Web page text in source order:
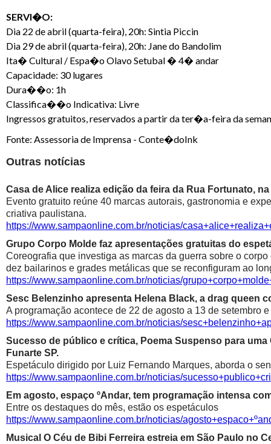
SERVI�O:
Dia 22 de abril (quarta-feira), 20h: Sintia Piccin
Dia 29 de abril (quarta-feira), 20h: Jane do Bandolim
Ita� Cultural / Espa�o Olavo Setubal � 4� andar
Capacidade: 30 lugares
Dura��o: 1h
Classifica��o Indicativa: Livre
Ingressos gratuitos, reservados a partir da ter�a-feira da
Fonte: Assessoria de Imprensa - Conte�doInk
Outras notícias
Casa de Alice realiza edição da feira da Rua Fortunato,
Evento gratuito reúne 40 marcas autorais, gastronomia e
criativa paulistana.
https://www.sampaonline.com.br/noticias/
Grupo Corpo Molde faz apresentações gratuitas do
Coreografia que investiga as marcas da guerra sobre o
dez bailarinos e grades metálicas que se reconfiguram ao
https://www.sampaonline.com.br/noticias/
Sesc Belenzinho apresenta Helena Black, a drag queen
A programação acontece de 22 de agosto a 13 de setembro
https://www.sampaonline.com.br/noticias/
Sucesso de público e crítica, Poema Suspenso para
Funarte SP.
Espetáculo dirigido por Luiz Fernando Marques, aborda o
https://www.sampaonline.com.br/noticias/
Em agosto, espaço ºAndar, tem programação intensa
Entre os destaques do mês, estão os espetáculos
https://www.sampaonline.com.br/noticias/
Musical O Céu de Bibi Ferreira estreia em São Paulo no